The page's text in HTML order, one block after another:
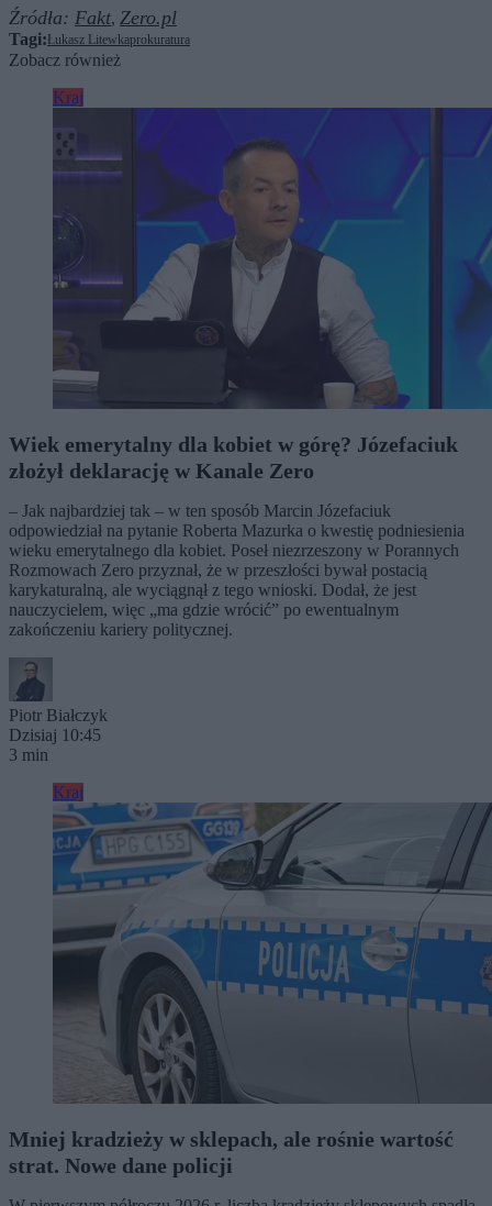
Źródła: Fakt, Zero.pl
Tagi:Łukasz Litewkaprokuratura
Zobacz również
Kraj
Wiek emerytalny dla kobiet w górę? Józefaciuk
złożył deklarację w Kanale Zero
– Jak najbardziej tak – w ten sposób Marcin Józefaciuk
odpowiedział na pytanie Roberta Mazurka o kwestię podniesienia
wieku emerytalnego dla kobiet. Poseł niezrzeszony w Porannych
Rozmowach Zero przyznał, że w przeszłości bywał postacią
karykaturalną, ale wyciągnął z tego wnioski. Dodał, że jest
nauczycielem, więc „ma gdzie wrócić” po ewentualnym
zakończeniu kariery politycznej.
Piotr Białczyk
Dzisiaj 10:45
3 min
Kraj
Mniej kradzieży w sklepach, ale rośnie wartość
strat. Nowe dane policji